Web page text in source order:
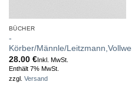
BÜCHER
-
Körber/Männle/
28.00 €Inkl. MwSt.
Enthält 7% MwSt.
zzgl. Versand